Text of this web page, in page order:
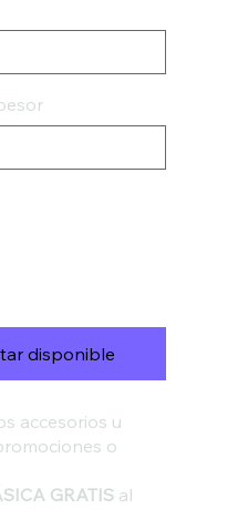
disponible
accesorios u
o
GRATIS al